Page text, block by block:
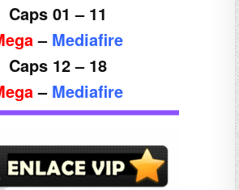
Caps 01 – 11
– Mediafire
Caps 12 – 18
– Mediafire